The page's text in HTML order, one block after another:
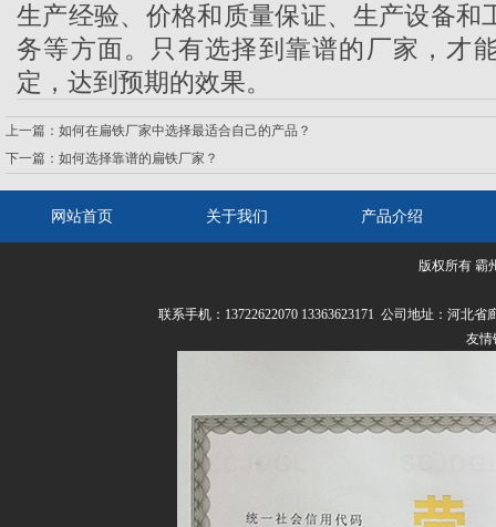
生产经验、价格和质量保证、生产设备和
务等方面。只有选择到靠谱的厂家，才
定，达到预期的效果。
上一篇： 如何在扁铁厂家中选择最适合自己的产品？
下一篇： 如何选择靠谱的扁铁厂家？
网站首页 关于我们 产品介绍
版权所有 霸
联系手机：13722622070 13363623171 公司地址：河北
友情